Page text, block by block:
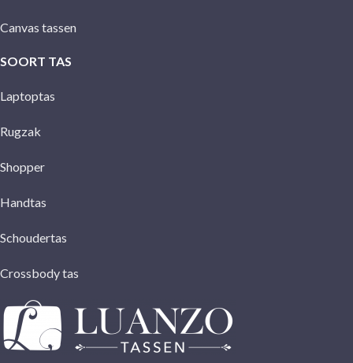
Canvas tassen
SOORT TAS
Laptoptas
Rugzak
Shopper
Handtas
Schoudertas
Crossbody tas